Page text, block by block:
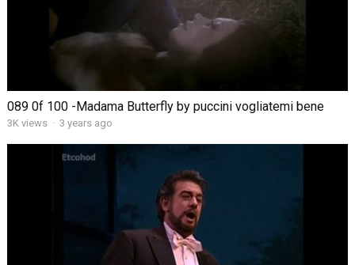
089 0f 100 -Madama Butterfly by puccini vogliatemi bene
3K views · 3 years ago